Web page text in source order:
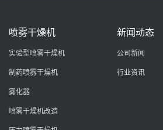
喷雾干燥机
实验型喷雾干燥机
制药喷雾干燥机
雾化器
喷雾干燥机改造
新闻动态
公司新闻
行业资讯